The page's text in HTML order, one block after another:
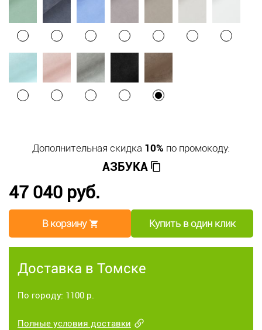
Дополнительная скидка 10% по промокоду:
АЗБУКА
47 040 руб.
В корзину Купить в один клик
Доставка в Томске
По городу: 1100 р.
Полные условия доставки